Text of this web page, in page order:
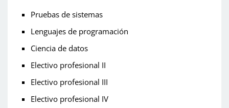
Pruebas de sistemas
Lenguajes de programación
Ciencia de datos
Electivo profesional II
Electivo profesional III
Electivo profesional IV